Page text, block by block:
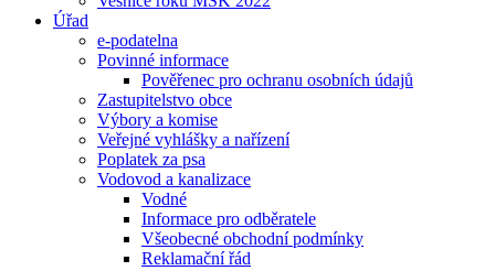
Úřad
e-podatelna
Povinné informace
Pověřenec pro ochranu osobních údajů
Zastupitelstvo obce
Výbory a komise
Veřejné vyhlášky a nařízení
Poplatek za psa
Vodovod a kanalizace
Vodné
Informace pro odběratele
Všeobecné obchodní podmínky
Reklamační řád